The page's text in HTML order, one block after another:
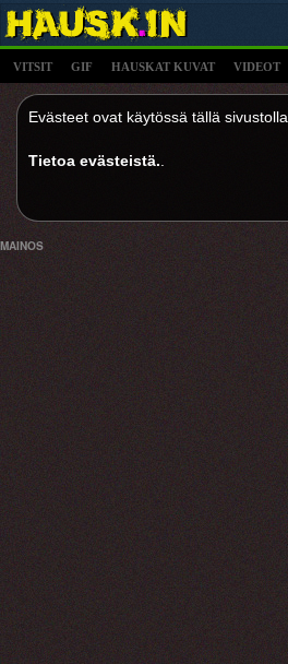
VITSIT GIF HAUSKAT KUVAT VIDEOT
Evästeet ovat käytössä tällä sivustolla.
Tietoa evästeistä.
MAINOS